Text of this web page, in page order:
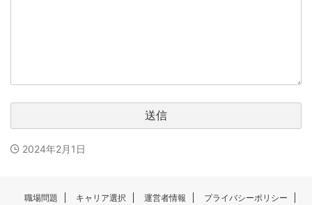
2024年2月1日
職場問題 キャリア選択 運営者情報 プライバシーポリシー